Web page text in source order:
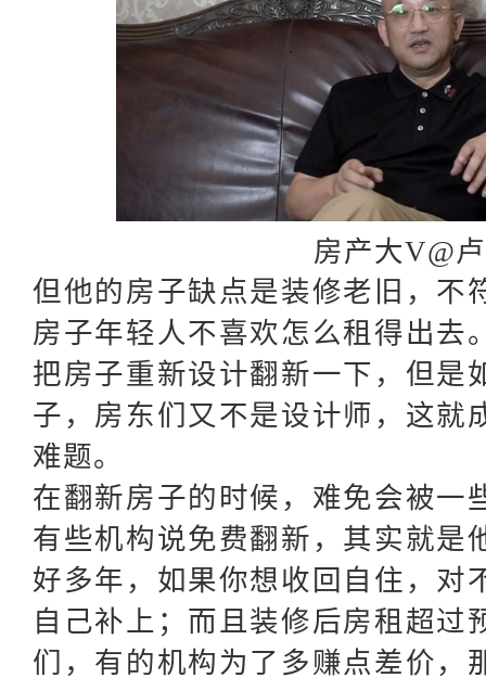
房产大V@
但他的房子缺点是装修老旧，不
房子年轻人不喜欢怎么租得出去
把房子重新设计翻新一下，但是
子，房东们又不是设计师，这就
难题。
在翻新房子的时候，难免会被一
有些机构说免费翻新，其实就是
好多年，如果你想收回自住，对
自己补上；而且装修后房租超过
们，有的机构为了多赚点差价，